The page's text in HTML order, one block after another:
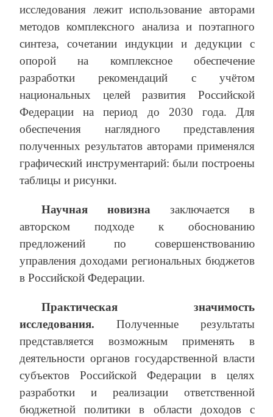
исследования лежит использование авторами
методов комплексного анализа и поэтапного
синтеза, сочетании индукции и дедукции с
опорой на комплексное обеспечение
разработки рекомендаций с учётом
национальных целей развития Российской
Федерации на период до 2030 года. Для
обеспечения наглядного представления
полученных результатов авторами применялся
графический инструментарий: были построены
таблицы и рисунки.
Научная новизна заключается в
авторском подходе к обоснованию
предложений по совершенствованию
управления доходами региональных бюджетов
в Российской Федерации.
Практическая значимость
исследования. Полученные результаты
представляется возможным применять в
деятельности органов государственной власти
субъектов Российской Федерации в целях
разработки и реализации ответственной
бюджетной политики в области доходов с